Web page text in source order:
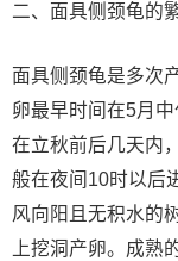
二、面具侧颈龟的
面具侧颈龟是多次
卵最早时间在5月
在立秋前后几天内
般在夜间10时以后
风向阳且无积水的
上挖洞产卵。成熟